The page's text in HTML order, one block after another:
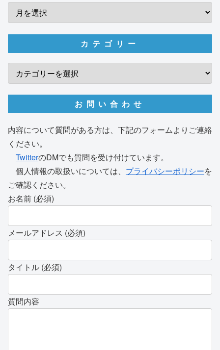
カテゴリー
お問い合わせ
内容について質問がある方は、下記のフォームよりご連絡
ください。
TwitterのDMでも質問を受け付けています。
個人情報の取扱いについては、 プライバシーポリシーを
ご確認ください。
お名前 (必須)
メールアドレス (必須)
タイトル (必須)
質問内容